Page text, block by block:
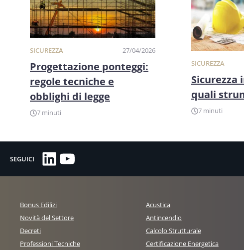
SICUREZZA 27/04/2026
Progettazione ponteggi:
regole tecniche e
obblighi di legge
7 minuti
SICUREZZA
Sicurezza
quali
7 minuti
SEGUICI LinkedIn
YouTube
Bonus Edilizi
Novità del Settore
Decreti
Professioni Tecniche
Acustica
Antincendio
Calcolo Strutturale
Certificazione Energetica